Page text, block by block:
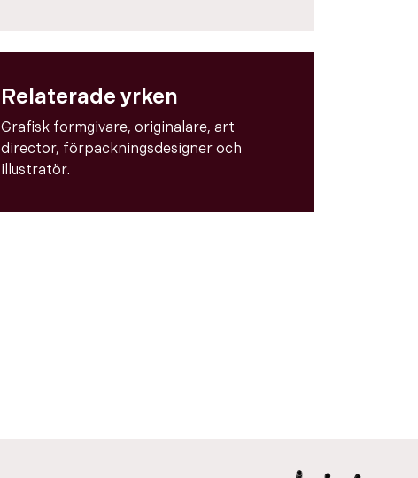
Relaterade yrken
Grafisk formgivare, originalare, art
director, förpackningsdesigner och
illustratör.